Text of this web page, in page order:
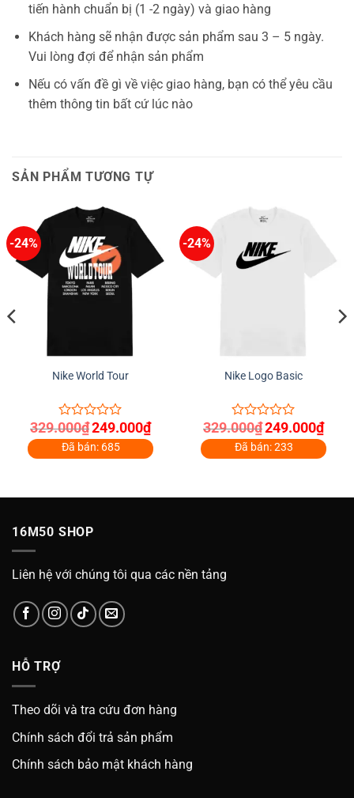
tiến hành chuẩn bị (1 -2 ngày) và giao hàng
Khách hàng sẽ nhận được sản phẩm sau 3 – 5 ngày.
Vui lòng đợi để nhận sản phẩm
Nếu có vấn đề gì về việc giao hàng, bạn có thể yêu cầu
thêm thông tin bất cứ lúc nào
SẢN PHẨM TƯƠNG TỰ
-24%
Nike World Tour
0
out
of
329.000₫Giá
gốc
là:
329.000₫.
249.000₫Giá
hiện
tại
là:
Đã bán: 685
-24%
Nike Logo Basic
0
out
of
329.000₫Giá
gốc
là:
329.000₫.
249.000₫Giá
hiện
tại
là:
Đã bán: 233
16M50 SHOP
Liên hệ với chúng tôi qua các nền tảng
HỖ TRỢ
Theo dõi và tra cứu đơn hàng
Chính sách đổi trả sản phẩm
Chính sách bảo mật khách hàng